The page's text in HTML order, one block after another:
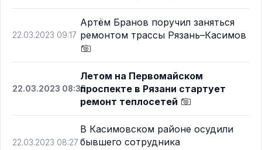
22.03.2023 09:17
Артём Бранов поручил заняться
ремонтом трассы Рязань–Касимов
22.03.2023 08:35
Летом на Первомайском
проспекте в Рязани стартует
ремонт теплосетей
22.03.2023 08:27
В Касимовском районе осудили
бывшего сотрудника